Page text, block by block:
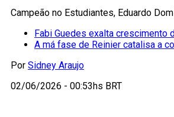
Campeão no Estudiantes, Eduardo
Fabi Guedes exalta crescimento
A má fase de Reinier catalisa a
Por Sidney Araujo
02/06/2026 - 00:53hs BRT